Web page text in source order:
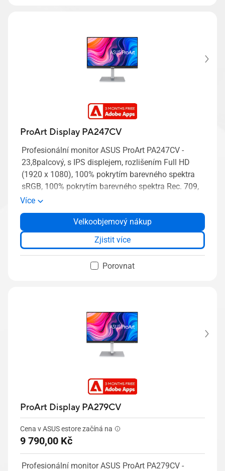
ProArt Display PA247CV
Profesionální monitor ASUS ProArt PA247CV -
23,8palcový, s IPS displejem, rozlišením Full HD
(1920 x 1080), 100% pokrytím barevného spektra
sRGB, 100% pokrytím barevného spektra Rec. 709,
s barevnou přesností ΔE < 2, ověřený společností
Calman, s konektorem USB-C, sériové zapojení přes
DisplayPort, ergonomickým stojanem, s nástroji
ProArt Preset a ProArt Palette
Více
Velkoobjemový nákup
Zjistit více
Porovnat
ProArt Display PA279CV
Cena v ASUS estore začíná na
9 790,00 Kč
Profesionální monitor ASUS ProArt PA279CV -